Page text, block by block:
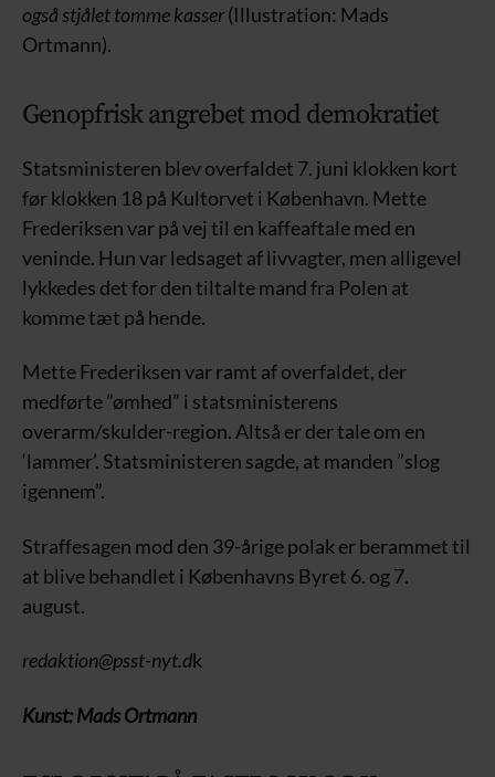
også stjålet tomme kasser(Illustration: Mads
Ortmann).
Genopfrisk angrebet mod demokratiet
Statsministeren blev overfaldet 7. juni klokken kort
før klokken 18 på Kultorvet i København. Mette
Frederiksen var på vej til en kaffeaftale med en
veninde. Hun var ledsaget af livvagter, men alligevel
lykkedes det for den tiltalte mand fra Polen at
komme tæt på hende.
Mette Frederiksen var ramt af overfaldet, der
medførte ”ømhed” i statsministerens
overarm/skulder-region. Altså er der tale om en
‘lammer’. Statsministeren sagde, at manden ”slog
igennem”.
Straffesagen mod den 39-årige polak er berammet til
at blive behandlet i Københavns Byret 6. og 7.
august.
redaktion@psst-nyt.dk
Kunst: Mads Ortmann